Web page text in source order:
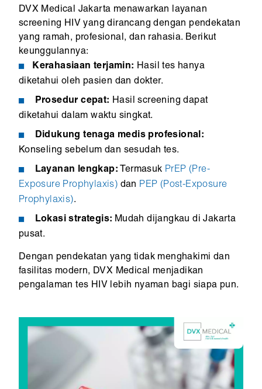
DVX Medical Jakarta menawarkan layanan
screening HIV yang dirancang dengan pendekatan
yang ramah, profesional, dan rahasia. Berikut
keunggulannya:
Kerahasiaan terjamin: Hasil tes hanya
diketahui oleh pasien dan dokter.
Prosedur cepat: Hasil screening dapat
diketahui dalam waktu singkat.
Didukung tenaga medis profesional:
Konseling sebelum dan sesudah tes.
Layanan lengkap: Termasuk PrEP (Pre-
Exposure Prophylaxis) dan PEP (Post-Exposure
Prophylaxis).
Lokasi strategis: Mudah dijangkau di Jakarta
pusat.
Dengan pendekatan yang tidak menghakimi dan
fasilitas modern, DVX Medical menjadikan
pengalaman tes HIV lebih nyaman bagi siapa pun.